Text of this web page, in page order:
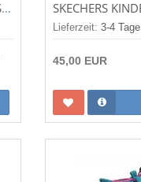
SUPERFIT KINDER HALBSCHUH/SNEAKER/BARFUSSSCHUHE TRACE PINK/GRAU (PINK) 1-006030-5500
Lieferzeit: 3-4 Tage
45,00 EUR